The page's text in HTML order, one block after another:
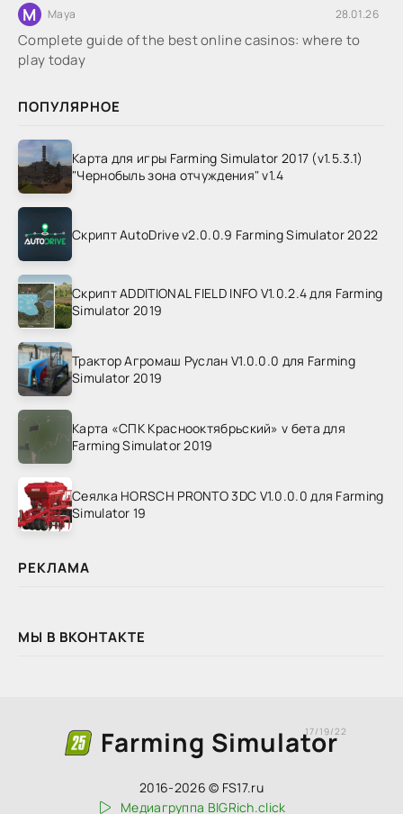
M Maya 28.01.26
Complete guide of the best online casinos: where to
play today
ПОПУЛЯРНОЕ
Карта для игры Farming Simulator 2017 (v1.5.3.1)
"Чернобыль зона отчуждения" v1.4
Скрипт AutoDrive v2.0.0.9 Farming Simulator 2022
Скрипт ADDITIONAL FIELD INFO V1.0.2.4 для Farming
Simulator 2019
Трактор Агромаш Руслан V1.0.0.0 для Farming
Simulator 2019
Карта «СПК Краснооктябрьский» v бета для
Farming Simulator 2019
Сеялка HORSCH PRONTO 3DC V1.0.0.0 для Farming
Simulator 19
РЕКЛАМА
МЫ В ВКОНТАКТЕ
Farming Simulator
17/19/22
2016-2026 © FS17.ru
Медиагруппа BIGRich.click